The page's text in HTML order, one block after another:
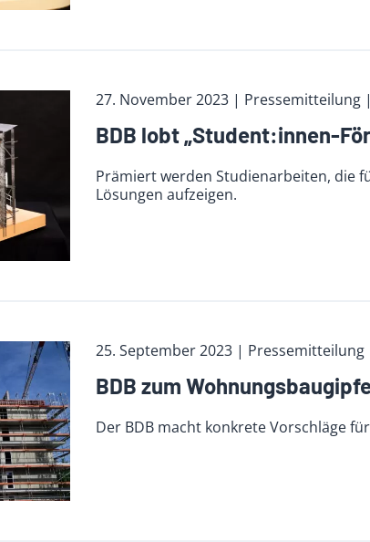
27. November 2023 | Pressemitteilung
BDB lobt „Student:innen-
Prämiert werden Studienarbeiten, die
Lösungen aufzeigen.
25. September 2023 | Pressemitteilung
BDB zum
Der BDB macht konkrete Vorschläge